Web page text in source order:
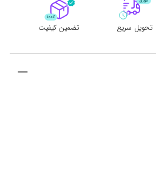
تحویل سریع تضمین کیفیت